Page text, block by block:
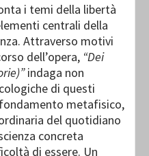
i temi della libertà
centrali della
Attraverso motivi
dell’opera, “Dei
indaga non
di questi
metafisico,
del quotidiano
concreta
di essere. Un